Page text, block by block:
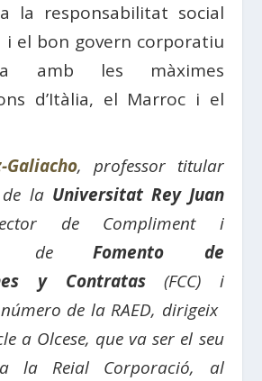
la responsabilitat social
i el bon govern corporatiu
amb les màximes
d’Itàlia, el Marroc i el
Galiacho, professor titular
la Universitat Rey Juan
de Compliment i
deFomento de
y Contratas(FCC) i
de la RAED, dirigeix
a Olcese, que va ser el seu
la Reial Corporació, al